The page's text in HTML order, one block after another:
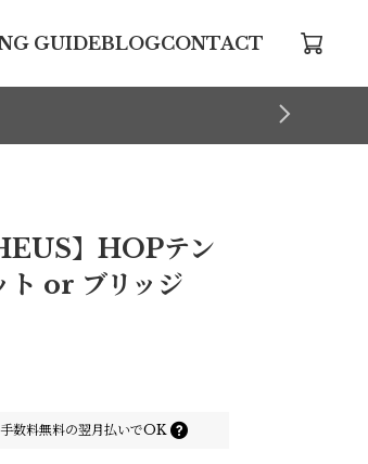
GUIDEBLOGCONTACT
】HOPテン
or ブリッジ
手数料無料の翌月払いでOK